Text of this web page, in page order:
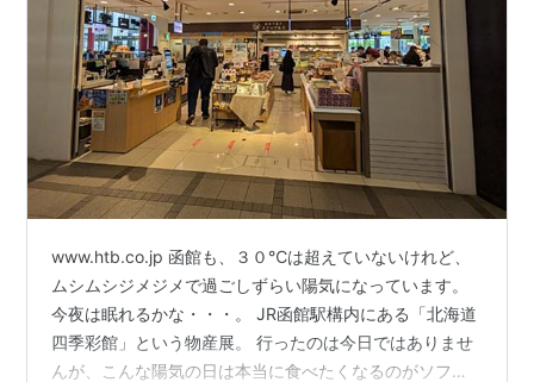
www.htb.co.jp 函館も、３０℃は超えていないけれど、
ムシムシジメジメで過ごしずらい陽気になっています。
今夜は眠れるかな・・・。 JR函館駅構内にある「北海道
四季彩館」という物産展。 行ったのは今日ではありませ
んが、こんな陽気の日は本当に食べたくなるのがソフト